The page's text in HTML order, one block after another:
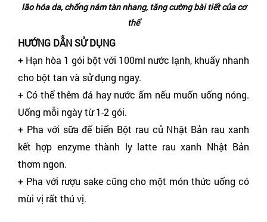
lão hóa da, chống nám tàn nhang, tăng cường bài tiết của cơ
thể
HƯỚNG DẪN SỬ DỤNG
+ Hạn hòa 1 gói bột với 100ml nước lạnh, khuấy nhanh
cho bột tan và sử dụng ngay.
+ Có thể thêm đá hay nước ấm nếu muốn uống nóng.
Uống mỗi ngày từ 1-2 gói.
+ Pha với sữa để biến Bột rau củ Nhật Bản rau xanh
kết hợp enzyme thành ly latte rau xanh Nhật Bản
thơm ngon.
+ Pha với rượu sake cũng cho một món thức uống có
mùi vị rất thú vị.